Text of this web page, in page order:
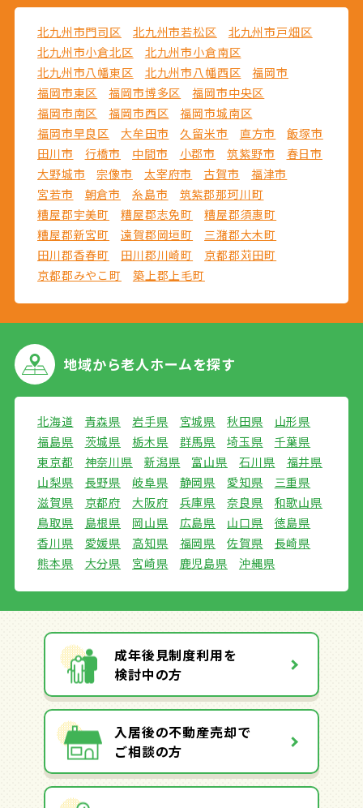
北九州市門司区 北九州市若松区
北九州市戸畑区
北九州市小倉北区
北九州市小倉南区
北九州市八幡東区
北九州市八幡西区
福岡市
福岡市東区
福岡市博多区
福岡市中央区
福岡市南区
福岡市西区
福岡市城南区
福岡市早良区
大牟田市 久留米市 直方市
飯塚市
田川市
行橋市 中間市 小郡市 筑紫野市
春日市
大野城市
宗像市 太宰府市 古賀市
福津市
宮若市
朝倉市 糸島市
筑紫郡那珂川町
糟屋郡宇美町
糟屋郡志免町
糟屋郡須惠町
糟屋郡新宮町
遠賀郡岡垣町
三潴郡大木町
田川郡香春町
田川郡川崎町
京都郡苅田町
京都郡みやこ町
築上郡上毛町
地域から老人ホームを探す
北海道 青森県 岩手県 宮城県 秋田県
山形県
福島県
茨城県 栃木県 群馬県 埼玉県
千葉県
東京都
神奈川県 新潟県 富山県 石川県
福井県
山梨県
長野県 岐阜県 静岡県 愛知県
三重県
滋賀県
京都府 大阪府 兵庫県 奈良県
和歌山県
鳥取県
島根県 岡山県 広島県 山口県
徳島県
香川県
愛媛県 高知県 福岡県 佐賀県
長崎県
熊本県
大分県 宮崎県 鹿児島県 沖縄県
成年後見制度利用を
検討中の方
入居後の不動産売却で
ご相談の方